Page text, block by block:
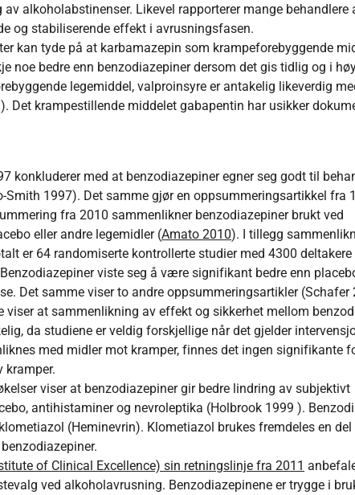
alkoholabstinenser. Likevel rapporterer mange behandlere
og stabiliserende effekt i avrusningsfasen.
kan tyde på at karbamazepin som krampeforebyggende
noe bedre enn benzodiazepiner dersom det gis tidlig og i
legemiddel, valproinsyre er antakelig likeverdig
Det krampestillende middelet gabapentin har usikker
konkluderer med at benzodiazepiner egner seg godt til
Smith 1997). Det samme gjør en oppsummeringsartikkel fra
fra 2010 sammenlikner benzodiazepiner brukt ved
eller andre legemidler (Amato 2010). I tillegg
er 64 randomiserte kontrollerte studier med 4300
viste seg å være signifikant bedre enn
Det samme viser to andre oppsummeringsartikler (Schafer
viser at sammenlikning av effekt og sikkerhet mellom
da studiene er veldig forskjellige når det gjelder
med midler mot kramper, finnes det ingen signifikante
kramper.
viser at benzodiazepiner gir bedre lindring av subjektivt
antihistaminer og nevroleptika (Holbrook 1999 ).
(Heminevrin). Klometiazol brukes fremdeles en del
of Clinical Excellence) sin retningslinje fra 2011
ved alkoholavrusning. Benzodiazepinene er trygge i